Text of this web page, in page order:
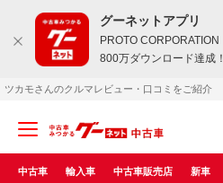
グーネットアプリ
PROTO CORPORATION
800万ダウンロード達成！
ツカモさんのクルマレビュー・口コミをご紹介
中古車 輸入車 中古車販売店 新車